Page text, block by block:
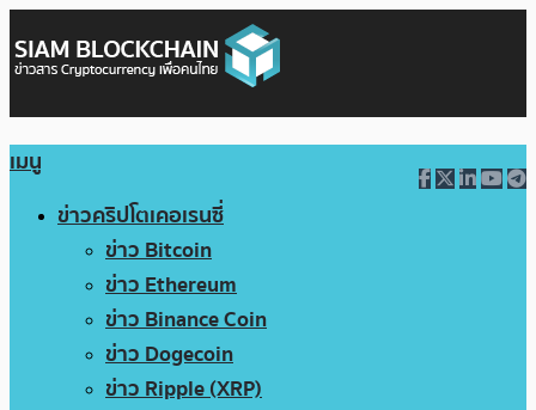
เมนู
ข่าวคริปโตเคอเรนซี่
ข่าว Bitcoin
ข่าว Ethereum
ข่าว Binance Coin
ข่าว Dogecoin
ข่าว Ripple (XRP)